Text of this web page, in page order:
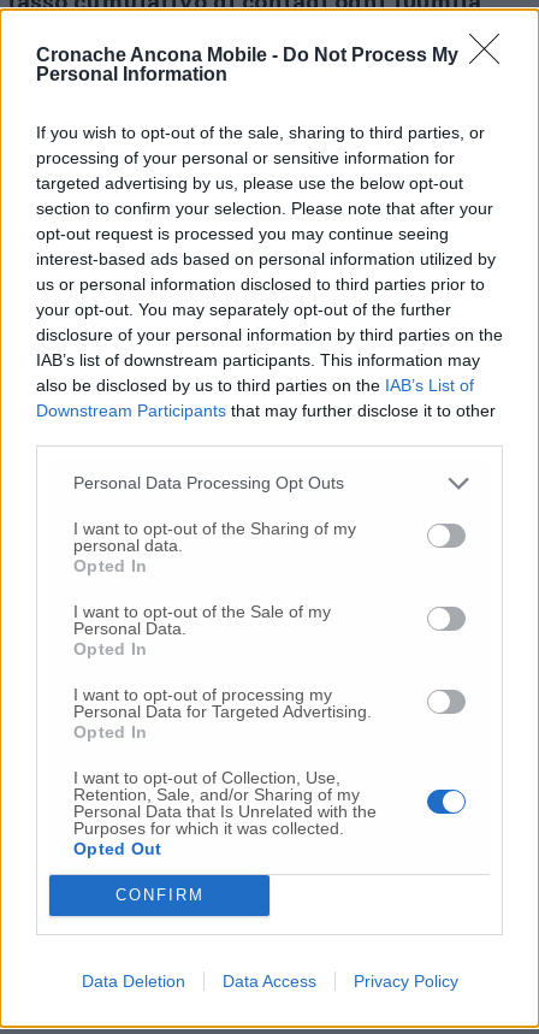
Cronache Ancona Mobile - Do Not Process My
Personal Information
If you wish to opt-out of the sale, sharing to third parties, or
processing of your personal or sensitive information for
targeted advertising by us, please use the below opt-out
section to confirm your selection. Please note that after your
opt-out request is processed you may continue seeing
interest-based ads based on personal information utilized by
us or personal information disclosed to third parties prior to
your opt-out. You may separately opt-out of the further
disclosure of your personal information by third parties on the
IAB’s list of downstream participants. This information may
also be disclosed by us to third parties on the IAB’s List of
Downstream Participants that may further disclose it to other
Personal Data Processing Opt Outs
I want to opt-out of the Sharing of my
personal data.
Opted In
I want to opt-out of the Sale of my
Personal Data.
Opted In
I want to opt-out of processing my
Personal Data for Targeted Advertising.
Opted In
I want to opt-out of Collection, Use,
Retention, Sale, and/or Sharing of my
Personal Data that Is Unrelated with the
Purposes for which it was collected.
Opted Out
CONFIRM
Data Deletion Data Access Privacy Policy
. La provincia che ha
fatto registrare più casi èAncona (661),
seguono: Ascoli (351), Fermo (249), Macerata
questi, 287 sono tra under 18, 210 tra 19-24
anni, 493 tra 25-44 anni, 369 tra 45-59 anni,
141 tra 60-69 anni, 101 tra over 70.I
sintomatici in tutta la regione sono 334.
(servizio in aggiornamento)
© RIPRODUZIONE RISERVATA
Vai alla home
Commenti
Nessun commento presente
Commenta
Commenta l'articolo
Gli articoli più letti
-Bimbi costretti a colpirsi da solie lasciati al